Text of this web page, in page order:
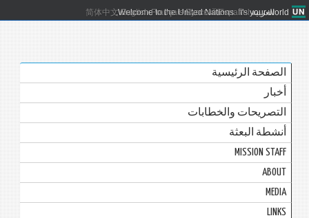
Welcome to the United Nations. It's your world.
العربية 简体中文 English Français Русский Español
الصفحة الرئيسية
أخبار
التصريحات والخطابات
أنشطة البعثة
MISSION STAFF
ABOUT
MEDIA
LINKS